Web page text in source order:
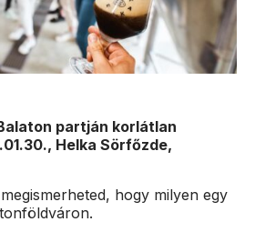
partján korlátlan
Helka Sörfőzde,
hogy milyen egy